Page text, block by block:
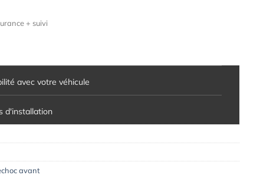
+ suivi
avec votre véhicule
d'installation
avant